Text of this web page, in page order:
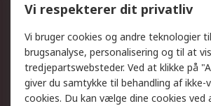
DesignSpark
Dit lokale salgsteam
Support
Få hjælp
Vi respekterer dit privatliv
Vi bruger cookies og andre teknologier
brugsanalyse, personalisering og til at
tredjepartswebsteder. Ved at klikke på
giver du samtykke til behandling af
cookies. Du kan vælge dine cookies ved